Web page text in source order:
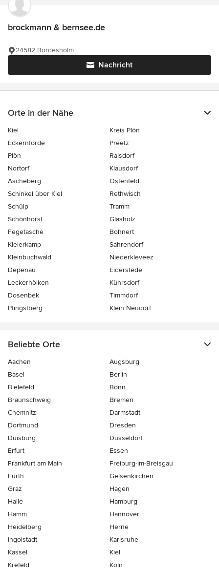
brockmann & bernsee.de
Nachricht
24582 Bordesholm
Orte in der Nähe
Kiel
Kreis Plön
Eckernförde
Preetz
Plön
Raisdorf
Nortorf
Klausdorf
Ascheberg
Ostenfeld
Schinkel über Kiel
Rethwisch
Schülp
Tramm
Schönhorst
Glasholz
Fegetasche
Bohnert
Kielerkamp
Sahrendorf
Kleinbuchwald
Niederkleveez
Depenau
Eiderstede
Leckerhölken
Kührsdorf
Dosenbek
Timmdorf
Pfingstberg
Klein Neudorf
Beliebte Orte
Aachen
Augsburg
Basel
Berlin
Bielefeld
Bonn
Braunschweig
Bremen
Chemnitz
Darmstadt
Dortmund
Dresden
Duisburg
Düsseldorf
Erfurt
Essen
Frankfurt am Main
Freiburg-im-Breisgau
Fürth
Gelsenkirchen
Graz
Hagen
Halle
Hamburg
Hamm
Hannover
Heidelberg
Herne
Ingolstadt
Karlsruhe
Kassel
Kiel
Krefeld
Köln